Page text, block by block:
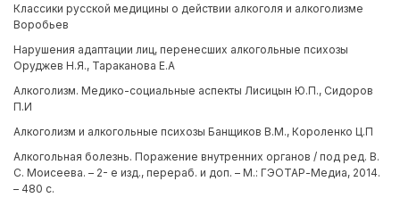
Классики русской медицины о действии алкоголя и алкоголизме
Воробьев
Нарушения адаптации лиц, перенесших алкогольные психозы
Оруджев Н.Я., Тараканова Е.А
Алкоголизм. Медико-социальные аспекты Лисицын Ю.П., Сидоров
П.И
Алкоголизм и алкогольные психозы Банщиков В.М., Короленко Ц.П
Алкогольная болезнь. Поражение внутренних органов / под ред. В.
С. Моисеева. – 2- е изд., перераб. и доп. – М.: ГЭОТАР-Медиа, 2014.
– 480 с.